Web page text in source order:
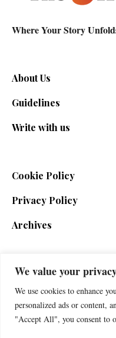
We value your
We use cookies to enhance
personalized ads or content,
"Accept All", you consent to
Where Your Story
About Us
Guidelines
Write with us
Cookie Policy
Privacy Policy
Archives
SIGN UP FOR THE